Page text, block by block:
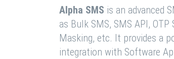
Alpha SMS is an advanced
as Bulk SMS, SMS API, OTP
Masking, etc. It provides a
integration with Software